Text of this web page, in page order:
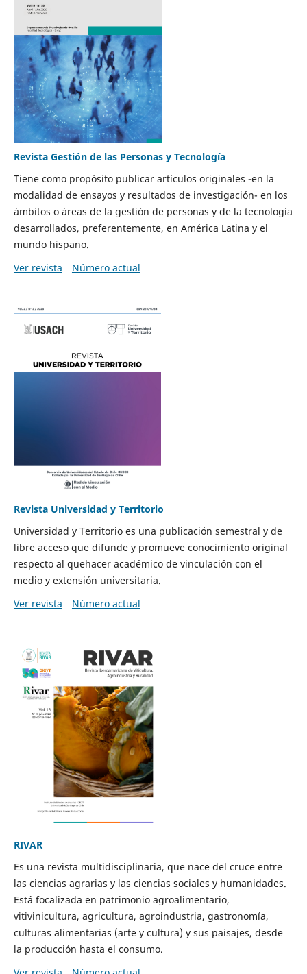
Revista Gestión de las Personas y Tecnología
Tiene como propósito publicar artículos originales -en la
modalidad de ensayos y resultados de investigación- en los
ámbitos o áreas de la gestión de personas y de la tecnología
desarrollados, preferentemente, en América Latina y el
mundo hispano.
Ver revista
Número actual
Revista Universidad y Territorio
Universidad y Territorio es una publicación semestral y de
libre acceso que difunde y promueve conocimiento original
respecto al quehacer académico de vinculación con el
medio y extensión universitaria.
Ver revista
Número actual
RIVAR
Es una revista multidisciplinaria, que nace del cruce entre
las ciencias agrarias y las ciencias sociales y humanidades.
Está focalizada en patrimonio agroalimentario,
vitivinicultura, agricultura, agroindustria, gastronomía,
culturas alimentarias (arte y cultura) y sus paisajes, desde
la producción hasta el consumo.